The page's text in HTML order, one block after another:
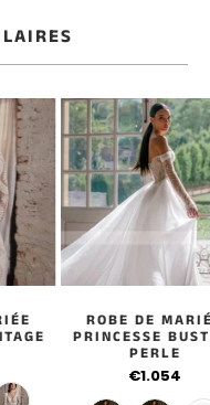
ROBE DE
PRINCESSE
PERLE
€1.054